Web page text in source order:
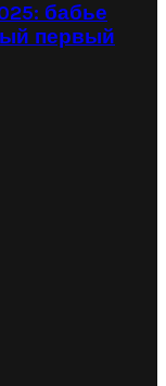
бабье
первый